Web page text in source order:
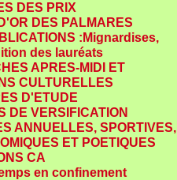
DES PRIX
DES PALMARES
:Mignardises,
des lauréats
APRES-MIDI ET
CULTURELLES
D'ETUDE
DE VERSIFICATION
ANNUELLES, SPORTIVES,
ET POETIQUES
CA
en confinement